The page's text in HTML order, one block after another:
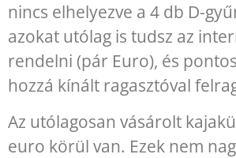
nincs elhelyezve a 4 db D-
azokat utólag is tudsz az
rendelni (pár Euro), és
hozzá kínált ragasztóval
Az utólagosan vásárolt
euro körül van. Ezek nem